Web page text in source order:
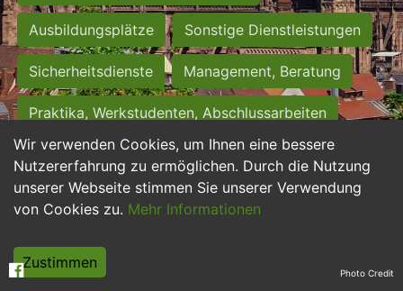
Wir verwenden Cookies, um Ihnen eine bessere
Nutzererfahrung zu ermöglichen. Durch die Nutzung
unserer Webseite stimmen Sie unserer Verwendung
von Cookies zu. Mehr Informationen
Zustimmen
Ausbildungsplätze Sonstige Dienstleistungen
Sicherheitsdienste Management, Beratung
Praktika, Werkstudenten, Abschlussarbeiten
Personalwesen Assistenz, Sekretariat
Hilfskräfte, Aushilfs- und Nebenjobs
Weiterbildung, Studium, duale Ausbildung Photo Credit